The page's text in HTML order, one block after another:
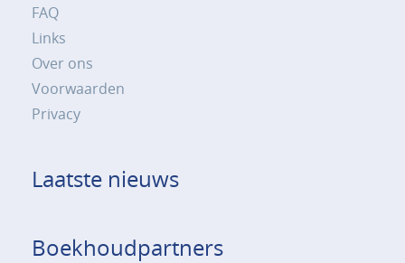
FAQ
Links
Over ons
Voorwaarden
Privacy
Laatste nieuws
Boekhoudpartners